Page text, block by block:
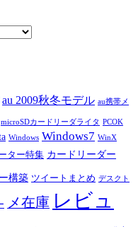
au 2009秋冬モデル au携帯メ
microSDカードリーダライタ PCOK
Windows Windows7 WinX
ター特集 カードリーダー
構築 ツイートまとめ デスクト
メ在庫 レビュ